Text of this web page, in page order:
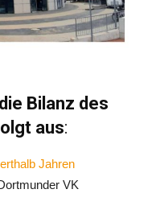
Bilanz des
aus:
Jahren
VK